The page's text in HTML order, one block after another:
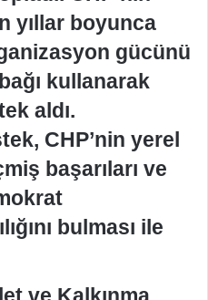
yıllar boyunca
gücünü
kullanarak
aldı.
CHP’nin yerel
başarıları ve
bulması ile